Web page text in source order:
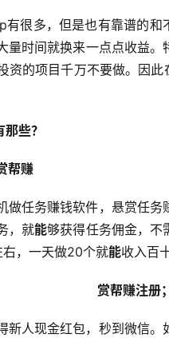
有很多，但是也有靠谱的和
量时间就换来一点点收益
资的项目千万不要做。因此
些？
帮赚
做任务赚钱软件，悬赏任
，就能够获得任务佣金，不
右，一天做20个就能收入百
赏帮赚注册；
新人现金红包，秒到微信